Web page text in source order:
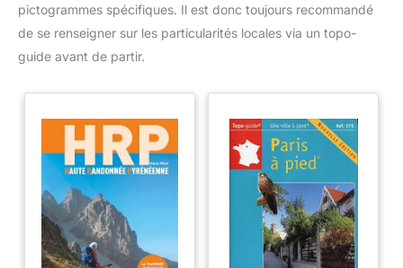
pictogrammes spécifiques. Il est donc toujours recommandé
de se renseigner sur les particularités locales via un topo-
guide avant de partir.